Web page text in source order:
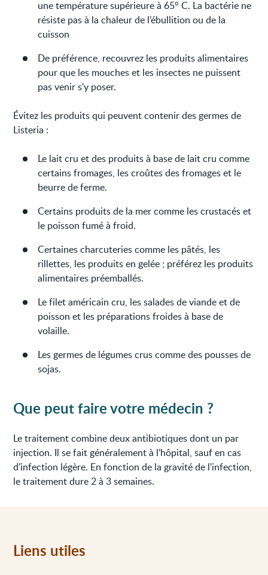
une température supérieure à 65° C. La bactérie ne
résiste pas à la chaleur de l’ébullition ou de la
cuisson
De préférence, recouvrez les produits alimentaires
pour que les mouches et les insectes ne puissent
pas venir s'y poser.
Évitez les produits qui peuvent contenir des germes de
Listeria :
Le lait cru et des produits à base de lait cru comme
certains fromages, les croûtes des fromages et le
beurre de ferme.
Certains produits de la mer comme les crustacés et
le poisson fumé à froid.
Certaines charcuteries comme les pâtés, les
rillettes, les produits en gelée ; préférez les produits
alimentaires préemballés.
Le filet américain cru, les salades de viande et de
poisson et les préparations froides à base de
volaille.
Les germes de légumes crus comme des pousses de
sojas.
Que peut faire votre médecin ?
Le traitement combine deux antibiotiques dont un par
injection. Il se fait généralement à l’hôpital, sauf en cas
d’infection légère. En fonction de la gravité de l'infection,
le traitement dure 2 à 3 semaines.
Liens utiles